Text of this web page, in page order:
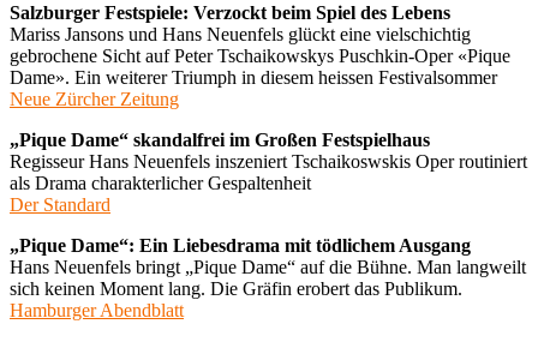
Salzburger Festspiele: Verzockt beim Spiel des Lebens
Mariss Jansons und Hans Neuenfels glückt eine vielschichtig
gebrochene Sicht auf Peter Tschaikowskys Puschkin-Oper «Pique
Dame». Ein weiterer Triumph in diesem heissen Festivalsommer
Neue Zürcher Zeitung
„Pique Dame“ skandalfrei im Großen Festspielhaus
Regisseur Hans Neuenfels inszeniert Tschaikoswskis Oper routiniert
als Drama charakterlicher Gespaltenheit
Der Standard
„Pique Dame“: Ein Liebesdrama mit tödlichem Ausgang
Hans Neuenfels bringt „Pique Dame“ auf die Bühne. Man langweilt
sich keinen Moment lang. Die Gräfin erobert das Publikum.
Hamburger Abendblatt